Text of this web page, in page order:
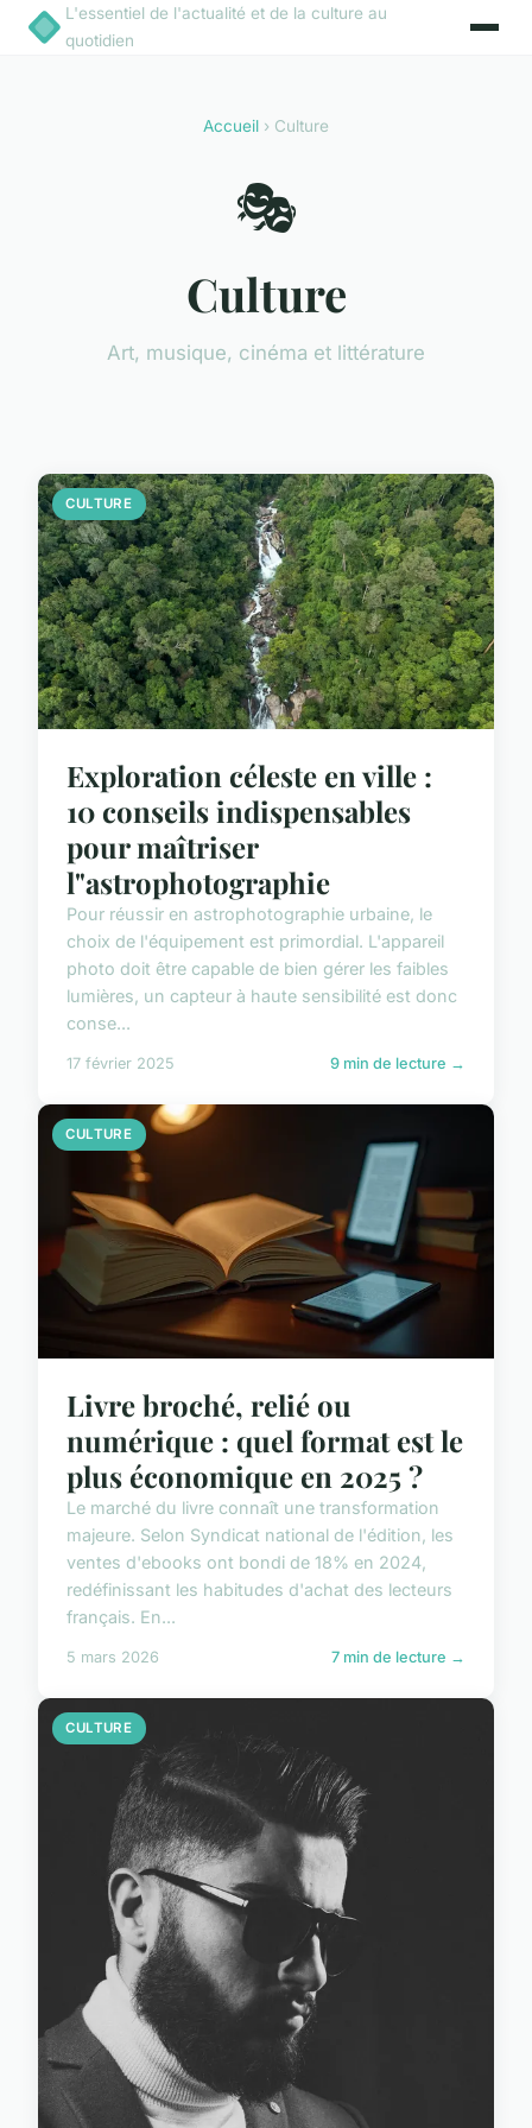
L'essentiel de l'actualité et de la culture au
quotidien
Accueil › Culture
🎭
Culture
Art, musique, cinéma et littérature
CULTURE
Exploration céleste en ville :
10 conseils indispensables
pour maîtriser
l"astrophotographie
Pour réussir en astrophotographie urbaine, le
choix de l'équipement est primordial. L'appareil
photo doit être capable de bien gérer les faibles
lumières, un capteur à haute sensibilité est donc
conse...
17 février 2025 9 min de lecture →
CULTURE
Livre broché, relié ou
numérique : quel format est le
plus économique en 2025 ?
Le marché du livre connaît une transformation
majeure. Selon Syndicat national de l'édition, les
ventes d'ebooks ont bondi de 18% en 2024,
redéfinissant les habitudes d'achat des lecteurs
français. En...
5 mars 2026 7 min de lecture →
CULTURE